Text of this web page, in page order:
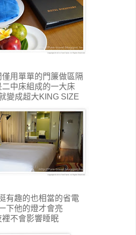
用單單的門簾做區隔
二中床組成的一大床
變成超大KING SIZE
有趣的也相當的省電
下他的燈才會亮
裡不會影響睡眠